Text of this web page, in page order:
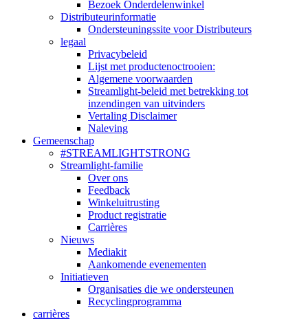
Bezoek Onderdelenwinkel
Distributeurinformatie
Ondersteuningssite voor Distributeurs
legaal
Privacybeleid
Lijst met productenoctrooien:
Algemene voorwaarden
Streamlight-beleid met betrekking tot
inzendingen van uitvinders
Vertaling Disclaimer
Naleving
Gemeenschap
#STREAMLIGHTSTRONG
Streamlight-familie
Over ons
Feedback
Winkeluitrusting
Product registratie
Carrières
Nieuws
Mediakit
Aankomende evenementen
Initiatieven
Organisaties die we ondersteunen
Recyclingprogramma
carrières